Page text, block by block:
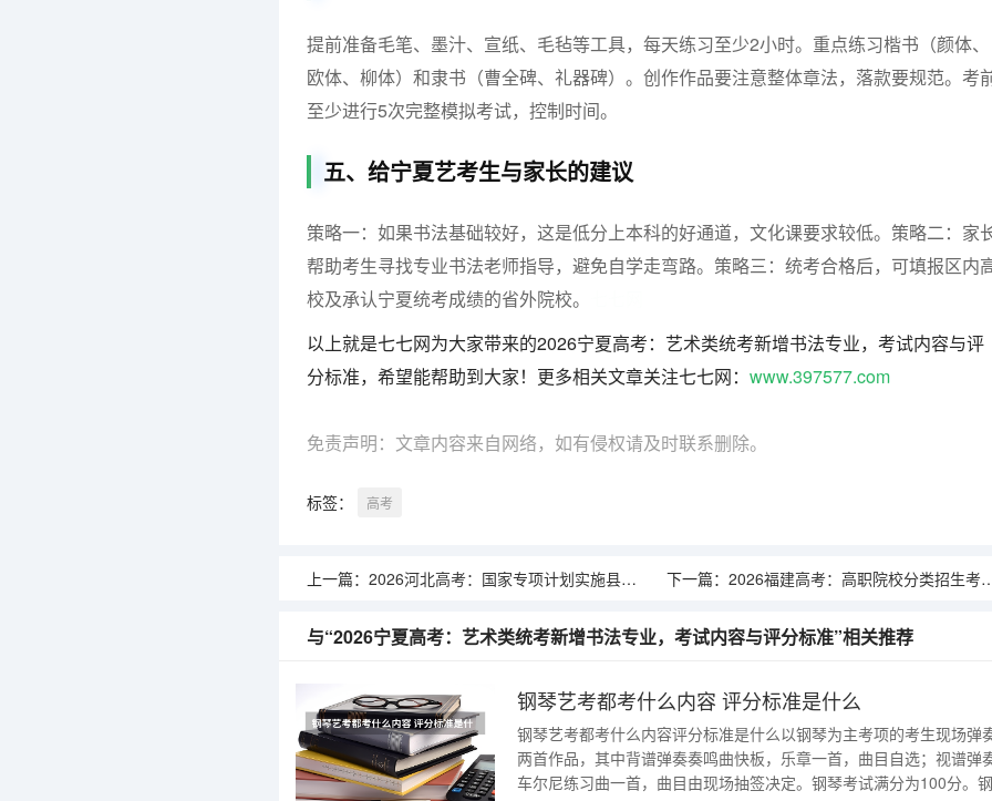
提前准备毛笔、墨汁、宣纸、毛毡等工具，每天练习至少2小时。重点练习楷书（颜体、
欧体、柳体）和隶书（曹全碑、礼器碑）。创作作品要注意整体章法，落款要规范。考
至少进行5次完整模拟考试，控制时间。
五、给宁夏艺考生与家长的建议
策略一： 如果书法基础较好，这是低分上本科的好通道，文化课要求较低。 策略二： 家
帮助考生寻找专业书法老师指导，避免自学走弯路。 策略三： 统考合格后，可填报区内
校及承认宁夏统考成绩的省外院校。
以上就是七七网为大家带来的2026宁夏高考：艺术类统考新增书法专业，考试内容与评
分标准，希望能帮助到大家！更多相关文章关注七七网： www.397577.com
免责声明：文章内容来自网络，如有侵权请及时联系删除。
标签： 高考
上一篇： 2026河北高考：国家专项计划实施县名单及报考资格 下一篇： 2026福建高考：高职院校分类招生考试改革及录取规则
与“2026宁夏高考：艺术类统考新增书法专业，考试内容与评分标准”相关推荐
钢琴艺考都考什么内容 评分标准是什么
钢琴艺考都考什么内容评分标准是什么以钢琴为主考项的考生现场弹
两首作品，其中背谱弹奏奏鸣曲快板，乐章一首，曲目自选；视谱弹
车尔尼练习曲一首，曲目由现场抽签决定。钢琴考试满分为100分。